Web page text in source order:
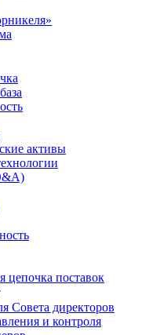
активы
цепочка поставок
Совета директоров
и контроля